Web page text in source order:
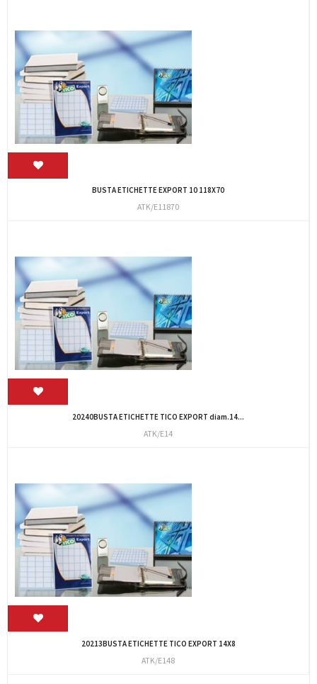
BUSTA ETICHETTE EXPORT 10 118X70
ATK/E11870
20240BUSTA ETICHETTE TICO EXPORT diam.14...
ATK/E14
20213BUSTA ETICHETTE TICO EXPORT 14X8
ATK/E148